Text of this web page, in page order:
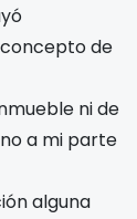
de
ni de
a mi parte
alguna